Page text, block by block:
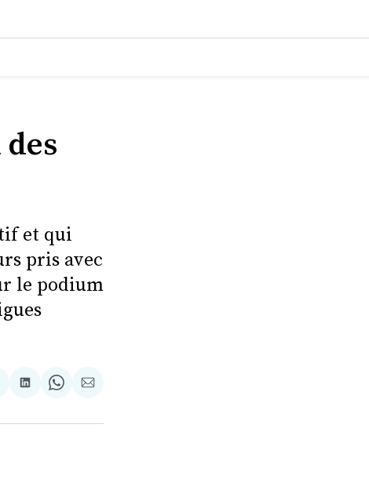
et qui
pris avec
le podium
Partager
LinkedIn
Share
WhatsApp
Partager
Courriel